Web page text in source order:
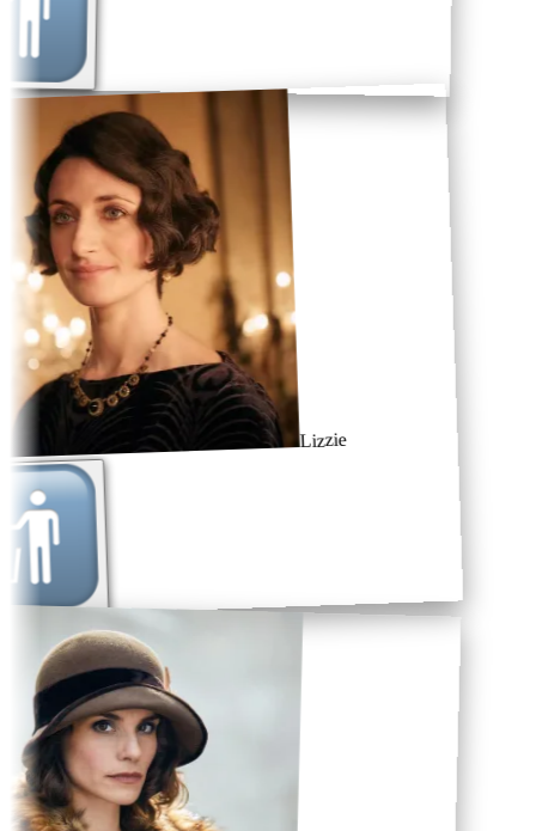
Lizzie